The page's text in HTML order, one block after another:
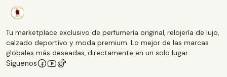
Tu marketplace exclusivo de perfumería original, relojería de lujo,
calzado deportivo y moda premium. Lo mejor de las marcas
globales más deseadas, directamente en un solo lugar.
Síguenos